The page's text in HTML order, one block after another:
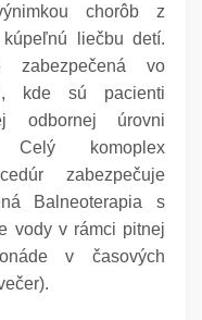
chorôb z
liečbu detí.
zabezpečená vo
kde sú pacienti
odbornej úrovni
Celý komoplex
zabezpečuje
Balneoterapia s
vody v rámci pitnej
v časových